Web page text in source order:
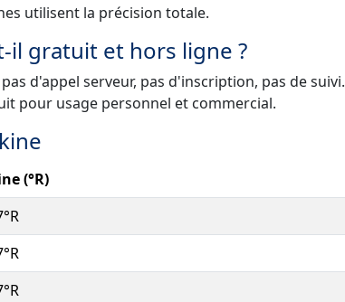
utilisent la précision totale.
il gratuit et hors ligne ?
d'appel serveur, pas d'inscription, pas de suivi.
pour usage personnel et commercial.
(°R)